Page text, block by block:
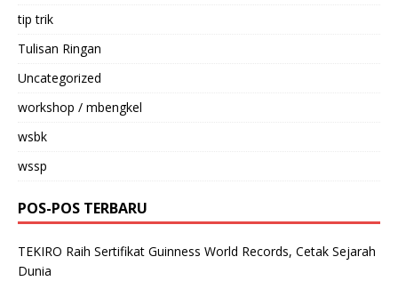
tip trik
Tulisan Ringan
Uncategorized
workshop / mbengkel
wsbk
wssp
POS-POS TERBARU
TEKIRO Raih Sertifikat Guinness World Records, Cetak Sejarah
Dunia